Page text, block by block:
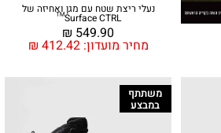
נעלי ריצת שטח עם מגן ואחיזה של
Surface CTRL™
מחיר מועדון: ₪ 412.42
₪ 549.90
משתתף
במבצע